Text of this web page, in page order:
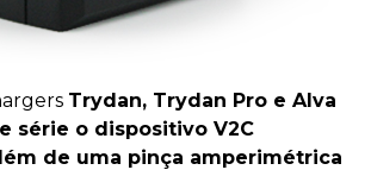
Trydan, Trydan Pro e Alva
série o dispositivo V2C
de uma pinça amperimétrica